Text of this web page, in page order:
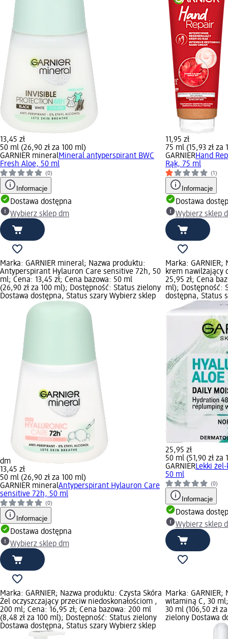
13,45 zł
50 ml (26,90 zł za 100 ml)
GARNIER mineralMineral antyperspirant BWC
Fresh Aloe, 50 ml
(0)
Informacje
Dostawa dostępna
Wybierz sklep dm
11,95 zł
75 ml (15,93 zł za
GARNIERHand
Rąk, 75 ml
(1)
Informacje
Dostawa
Wybierz sklep
Marka: GARNIER mineral; Nazwa produktu:
Antyperspirant Hylauron Care sensitive 72h, 50
ml; Cena: 13,45 zł; Cena bazowa: 50 ml
(26,90 zł za 100 ml); Dostępność: Status zielony
Dostawa dostępna, Status szary Wybierz sklep
dm
13,45 zł
50 ml (26,90 zł za 100 ml)
GARNIER mineralAntyperspirant Hylauron Care
sensitive 72h, 50 ml
(0)
Informacje
Dostawa dostępna
Wybierz sklep dm
Marka:
krem nawilżający
25,95 zł; Cena
ml); Dostępność:
dostępna, Status
25,95 zł
50 ml (51,90 zł za
GARNIERLekki
50 ml
(0)
Informacje
Dostawa
Wybierz sklep
Marka: GARNIER; Nazwa produktu: Czysta Skóra
Żel oczyszczający przeciw niedoskonałościom ,
200 ml; Cena: 16,95 zł; Cena bazowa: 200 ml
(8,48 zł za 100 ml); Dostępność: Status zielony
Dostawa dostępna, Status szary Wybierz sklep
Marka:
witaminą C, 30
30 ml (106,50 zł
zielony Dostawa